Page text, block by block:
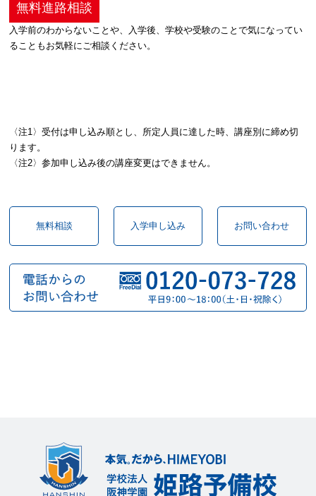
無料進路相談
入学前のわからないことや、入学後、学校や受験のことで気になってい
ることもお気軽にご相談ください。
〈注1〉受付は申し込み順とし、所定人員に達した時、講座別に締め切
ります。
〈注2〉参加申し込み後の講座変更はできません。
無料相談 入学申し込み お問い合わせ